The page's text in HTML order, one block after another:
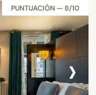
PUNTUACIÓN — 8/10
›